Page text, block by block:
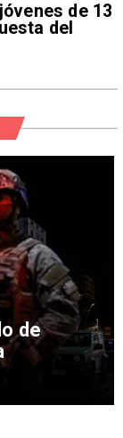
de 13
del
de